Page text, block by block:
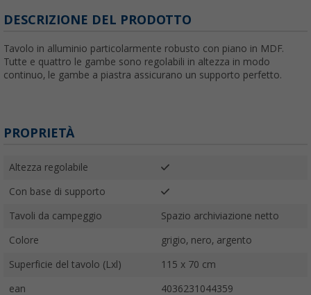
DESCRIZIONE DEL PRODOTTO
Tavolo in alluminio particolarmente robusto con piano in MDF.
Tutte e quattro le gambe sono regolabili in altezza in modo
continuo, le gambe a piastra assicurano un supporto perfetto.
PROPRIETÀ
Altezza regolabile
Con base di supporto
Tavoli da campeggio Spazio archiviazione netto
Colore grigio, nero, argento
Superficie del tavolo (Lxl) 115 x 70 cm
ean 4036231044359